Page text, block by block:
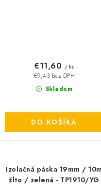
Skladom
€9,43 bez DPH
€11,60 / ks
DO KOŠÍKA
Izolačná páska 19mm / 10m
žlto / zelená - TP1910/YG